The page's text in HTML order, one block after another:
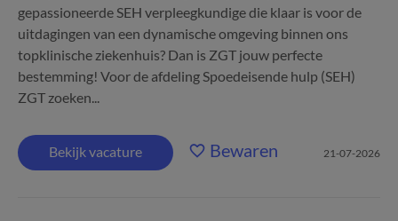
gepassioneerde SEH verpleegkundige die klaar is voor de
uitdagingen van een dynamische omgeving binnen ons
topklinische ziekenhuis? Dan is ZGT jouw perfecte
bestemming! Voor de afdeling Spoedeisende hulp (SEH)
ZGT zoeken...
Bekijk vacature Bewaren 21-07-2026